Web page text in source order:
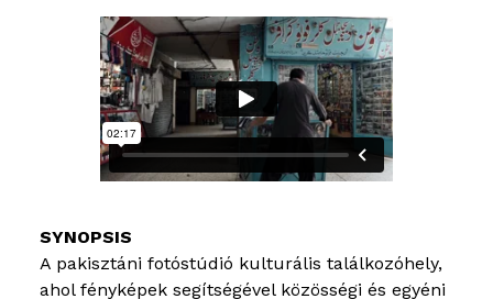
A pakisztáni fotóstúdió kulturális találkozóhely,
ahol fényképek segítségével közösségi és egyéni